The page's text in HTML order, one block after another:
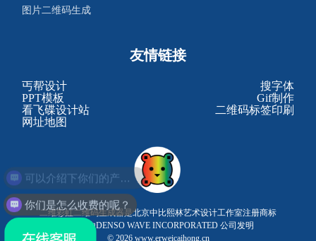
图片二维码生成
友情链接
丐帮设计
搜字体
PPT模板
Gif制作
看飞碟设计站
二维码标签印刷
网址地图
二维彩虹二维码生成器是北京中比熙林艺术设计工作室注册商标
二维码由DENSO WAVE INCORPORATED 公司发明
© 2026 www.erweicaihong.cn
你们是怎么收费的呢？